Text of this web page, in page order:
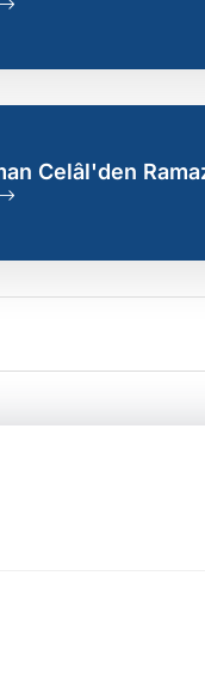
Celâl'den
yardımıyla asla